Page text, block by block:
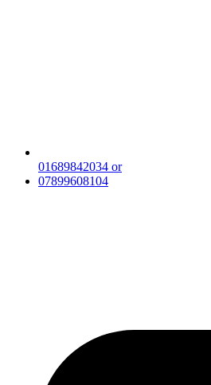
01689842034 or
07899608104